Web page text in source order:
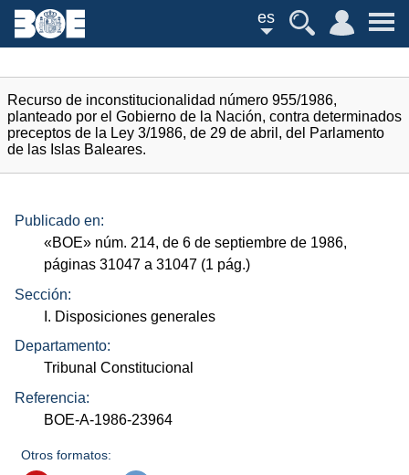
es
Recurso de inconstitucionalidad número 955/1986,
planteado por el Gobierno de la Nación, contra determinados
preceptos de la Ley 3/1986, de 29 de abril, del Parlamento
de las Islas Baleares.
Publicado en:
«BOE» núm. 214, de 6 de septiembre de 1986,
páginas 31047 a 31047 (1 pág.)
Sección:
I. Disposiciones generales
Departamento:
Tribunal Constitucional
Referencia:
BOE-A-1986-23964
Otros formatos: